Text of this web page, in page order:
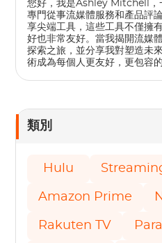
您好，我是Ashley Mitchell，
專門從事流媒體服務和產品評
享尖端工具，這些工具不僅擁
好也非常友好。當我揭開流媒
探索之旅，並分享我對塑造未
術成為每個人更友好，更包容的
類別
Hulu
Amazon Prime
Rakuten TV